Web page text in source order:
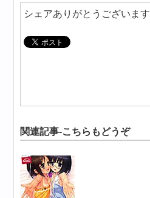
シェアありがとうございます
関連記事-こちらもどうぞ